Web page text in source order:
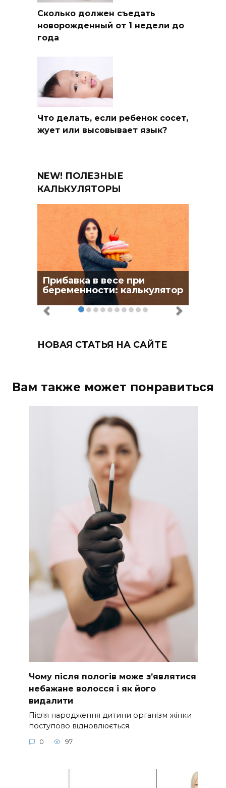
Сколько должен съедать
новорожденный от 1 недели до
года
Что делать, если ребенок сосет,
жует или высовывает язык?
NEW! ПОЛЕЗНЫЕ
КАЛЬКУЛЯТОРЫ
Прибавка в весе при
беременности: калькулятор
НОВАЯ СТАТЬЯ НА САЙТЕ
Вам также может понравиться
Чому після пологів може з’являтися
небажане волосся і як його
видалити
Після народження дитини організм жінки
поступово відновлюється.
0 97